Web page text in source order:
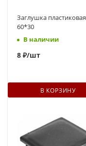
Заглушка пластиковая
60*30
В наличии
8 ₽/шт
В КОРЗИНУ